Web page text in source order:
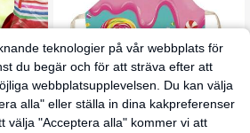
för bar
en
f
NEW 1 st sött och coolt vintage förkl
teknologier på vår webbplats för
du begär och för att sträva efter att
webbplatsupplevelsen. Du kan välja
alla" eller ställa in dina kakpreferenser
välja "Acceptera alla" kommer vi att